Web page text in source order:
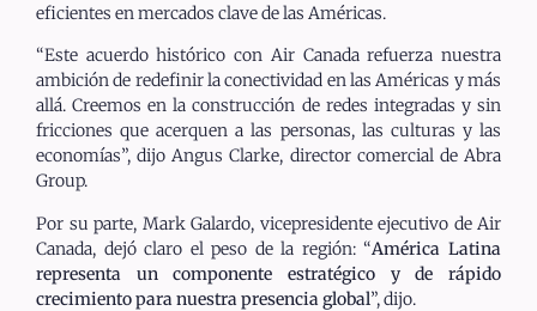
eficientes en mercados clave de las Américas.
“Este acuerdo histórico con Air Canada refuerza nuestra
ambición de redefinir la conectividad en las Américas y más
allá. Creemos en la construcción de redes integradas y sin
fricciones que acerquen a las personas, las culturas y las
economías”, dijo Angus Clarke, director comercial de Abra
Group.
Por su parte, Mark Galardo, vicepresidente ejecutivo de Air
Canada, dejó claro el peso de la región: “América Latina
representa un componente estratégico y de rápido
crecimiento para nuestra presencia global”, dijo.